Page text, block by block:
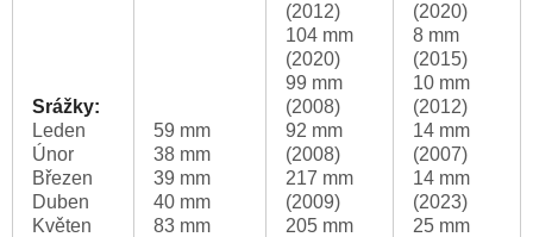
Srážky:
Leden
Únor
Březen
Duben
Květen
59 mm
38 mm
39 mm
40 mm
83 mm
(2012)
104 mm
(2020)
99 mm
(2008)
92 mm
(2008)
217 mm
(2009)
205 mm
(2020)
8 mm
(2015)
10 mm
(2012)
14 mm
(2007)
14 mm
(2023)
25 mm